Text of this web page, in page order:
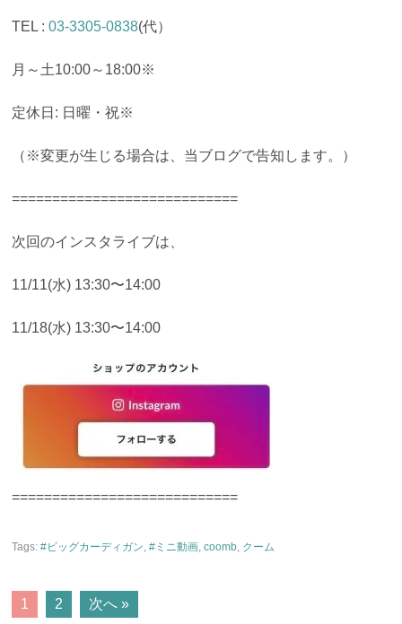
TEL :03-3305-0838(代）
月～土10:00～18:00※
定休日: 日曜・祝※
（※変更が生じる場合は、当ブログで告知します。）
============================
次回のインスタライブは、
11/11(水) 13:30〜14:00
11/18(水) 13:30〜14:00
============================
Tags:#ビッグカーディガン,#ミニ動画,coomb, クーム
POSTS
1 2 次へ »